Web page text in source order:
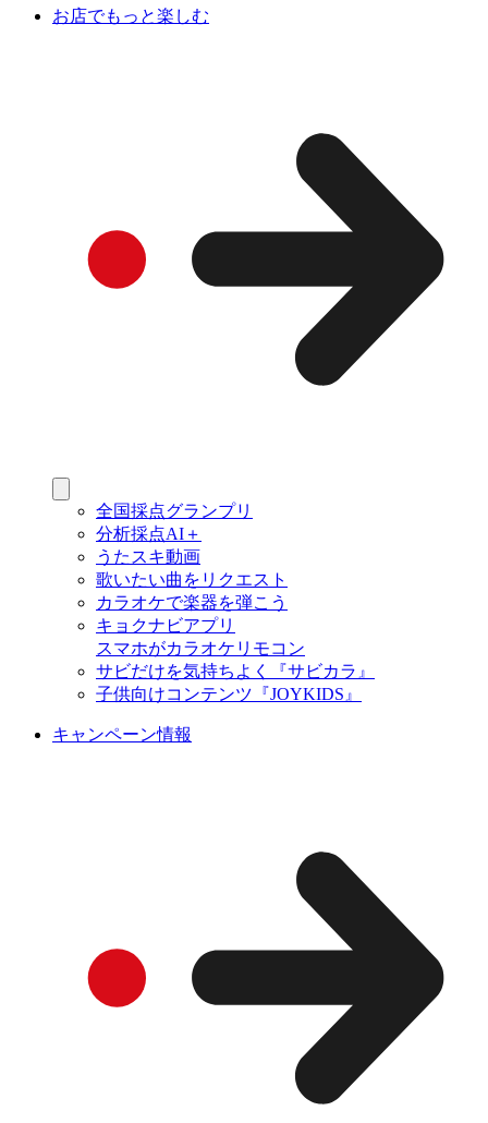
お店でもっと楽しむ
全国採点グランプリ
分析採点AI＋
うたスキ動画
歌いたい曲をリクエスト
カラオケで楽器を弾こう
キョクナビアプリ
スマホがカラオケリモコン
サビだけを気持ちよく『サビカラ』
子供向けコンテンツ『JOYKIDS』
キャンペーン情報